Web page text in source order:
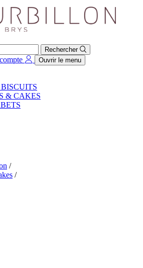
Rechercher
Ouvrir le menu
& CAKES
/
/